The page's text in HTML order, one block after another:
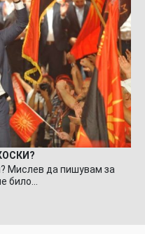
Мислев да пишувам за
било…